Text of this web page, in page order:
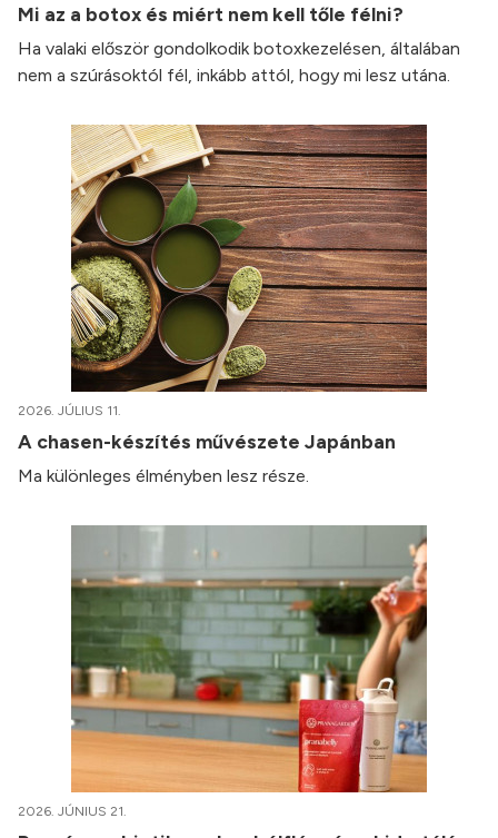
Mi az a botox és miért nem kell tőle félni?
Ha valaki először gondolkodik botoxkezelésen, általában
nem a szúrásoktól fél, inkább attól, hogy mi lesz utána.
2026. JÚLIUS 11.
A chasen-készítés művészete Japánban
Ma különleges élményben lesz része.
2026. JÚNIUS 21.